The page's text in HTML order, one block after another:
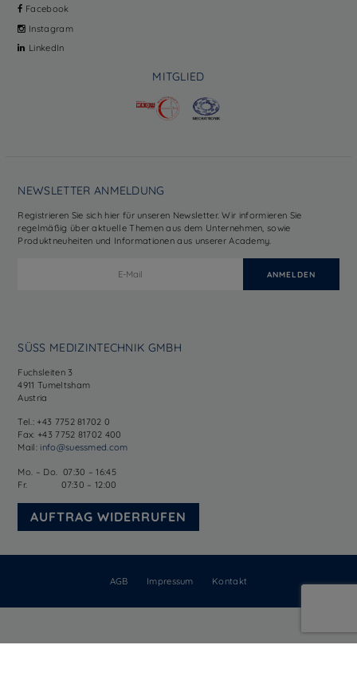
Facebook
Instagram
LinkedIn
MITGLIED
NEWSLETTER ANMELDUNG
Registrieren Sie sich hier für unseren Newsletter. Wir informieren Sie
regelmäßig über aktuelle Themen aus dem Unternehmen, sowie
Produktneuheiten und Informationen aus unserer Academy.
SÜSS MEDIZINTECHNIK GMBH
Fuchsleiten 3
4911 Tumeltsham
Austria
Tel.: +43 7752 81702 0
Fax: +43 7752 81702 400
Mail: info@suessmed.com
Mo. – Do. 07:30 – 16:45
Fr. 07:30 – 12:00
AUFTRAG WIDERRUFEN
AGB Impressum Kontakt